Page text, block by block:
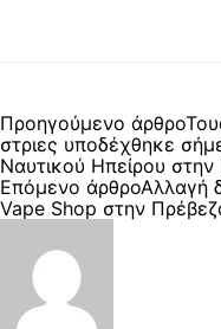
Προηγούμενο άρθρο
στριες υποδέχθηκε
Ναυτικού Ηπείρου
Επόμενο άρθροΑλλαγή
Vape Shop στην